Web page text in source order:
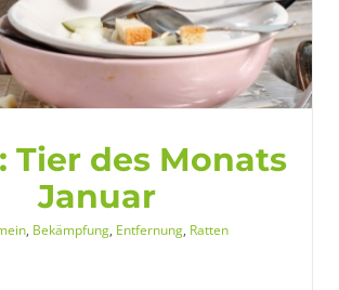
Tier des Monats
Januar
, Bekämpfung, Entfernung, Ratten